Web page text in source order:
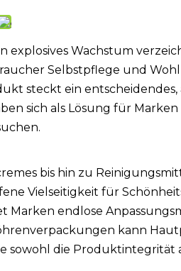
explosives Wachstum
Selbstpflege und
steckt ein
sich als Lösung für
bis hin zu
Vielseitigkeit für
endlose
kann
sowohl die Produktintegrität